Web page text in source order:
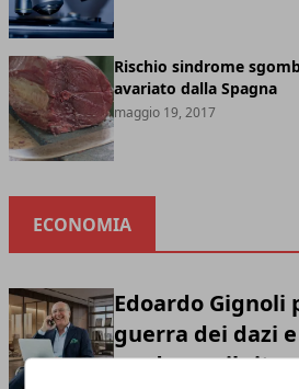
Rischio sindrome
avariato dalla Spagna
maggio 19, 2017
ECONOMIA
Edoardo Gignoli
guerra dei dazi
moderno: il